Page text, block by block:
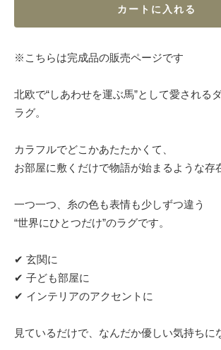
カートに入れる
※こちらは完成品の販売ページです
北欧で“しあわせを運ぶ馬”として愛される
ラグ。
カラフルでどこかあたたかくて、
お部屋に敷くだけで物語が始まるような存
一つ一つ、糸の色も表情も少しずつ違う
“世界にひとつだけ”のラグです。
✔ 玄関に
✔ 子ども部屋に
✔ インテリアのアクセントに
見ているだけで、なんだか優しい気持ちに